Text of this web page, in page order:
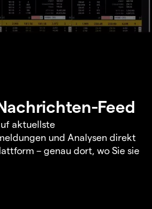
Feed
aktuellste
und Analysen direkt
– genau dort, wo Sie sie